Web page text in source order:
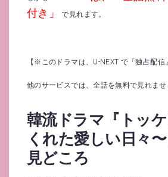
付き」
で見れます。
【※このドラマは、U-NEXT で「独占配信
他のサービスでは、全話を無料で見れませ
韓流ドラマ『トッ
くれた愛しい日々〜
見どころ